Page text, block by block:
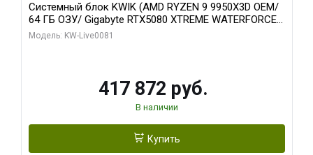
Системный блок KWIK (AMD RYZEN 9 9950X3D OEM/
64 ГБ ОЗУ/ Gigabyte RTX5080 XTREME WATERFORCE
16GB GDDR7 256bit/ 1 ТБ SSD)
Модель: KW-Live0081
417 872 руб.
В наличии
Купить